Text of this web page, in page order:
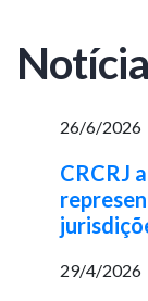
26/6/2026
CRCRJ
29/4/2026